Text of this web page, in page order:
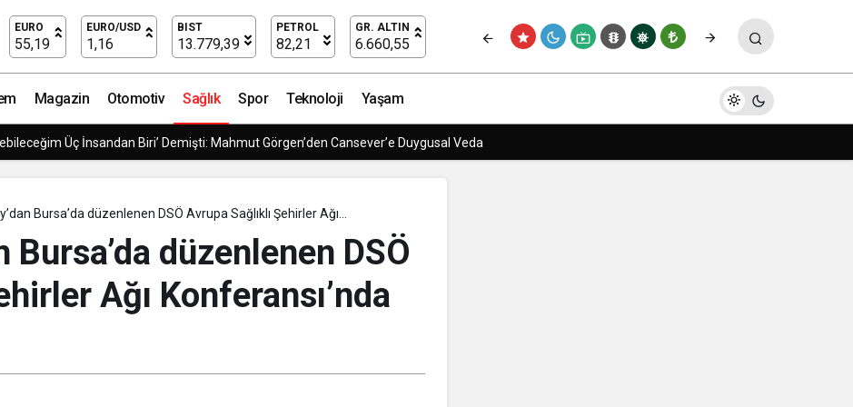
EURO
55,19
EURO/USD
1,16
BIST
13.779,39
PETROL
82,21
GR. ALTIN
6.660,55
Magazin Otomotiv Sağlık Spor Teknoloji Yaşam
Modern Lojistik Çözümleri
Bursa’da düzenlenen DSÖ Avrupa Sağlıklı Şehirler Ağı
Bursa’da düzenlenen DSÖ
Ağı Konferansı’nda
DSÖ Avrupa Sağlıklı Şehirler Ağı Konferansı’nda barış mesajı Yorum Yap